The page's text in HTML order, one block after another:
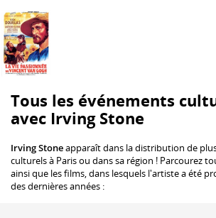
Tous les événements
avec Irving Stone
Irving Stoneapparaît dans la distribution de
culturels à Paris ou dans sa région ! Parcourez
ainsi que les films, dans lesquels l'artiste a été
des dernières années :